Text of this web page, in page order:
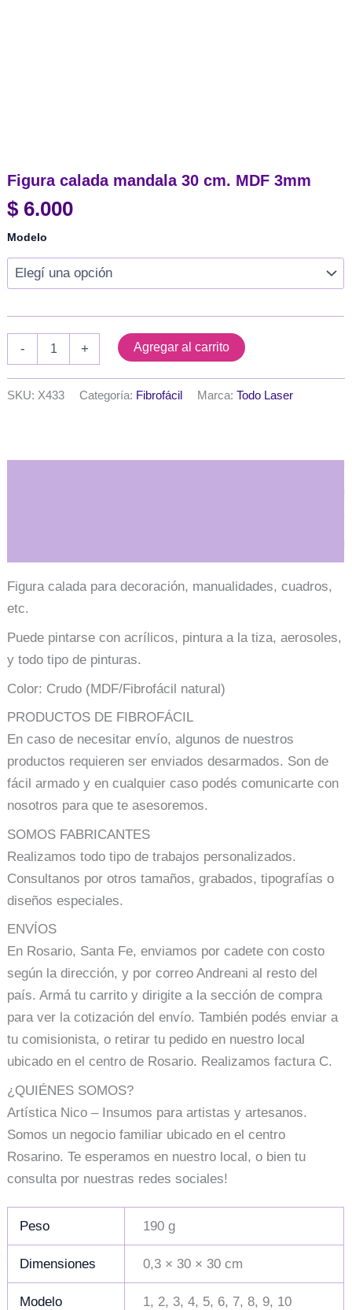
Figura calada mandala 30 cm. MDF 3mm
$ 6.000
Modelo
-
cm.
+ Agregar al carrito
SKU: X433 Categoría: Fibrofácil Marca:Todo Laser
Figura calada para decoración, manualidades, cuadros,
etc.
Puede pintarse con acrílicos, pintura a la tiza, aerosoles,
y todo tipo de pinturas.
Color: Crudo (MDF/Fibrofácil natural)
PRODUCTOS DE FIBROFÁCIL
En caso de necesitar envío, algunos de nuestros
productos requieren ser enviados desarmados. Son de
fácil armado y en cualquier caso podés comunicarte con
nosotros para que te asesoremos.
SOMOS FABRICANTES
Realizamos todo tipo de trabajos personalizados.
Consultanos por otros tamaños, grabados, tipografías o
diseños especiales.
ENVÍOS
En Rosario, Santa Fe, enviamos por cadete con costo
según la dirección, y por correo Andreani al resto del
país. Armá tu carrito y dirigite a la sección de compra
para ver la cotización del envío. También podés enviar a
tu comisionista, o retirar tu pedido en nuestro local
ubicado en el centro de Rosario. Realizamos factura C.
¿QUIÉNES SOMOS?
Artística Nico – Insumos para artistas y artesanos.
Somos un negocio familiar ubicado en el centro
Rosarino. Te esperamos en nuestro local, o bien tu
consulta por nuestras redes sociales!
Peso 190 g
Dimensiones 0,3 × 30 × 30 cm
Modelo 1, 2, 3, 4, 5, 6, 7, 8, 9, 10